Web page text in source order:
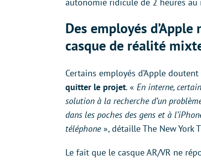
autonomie ridicule de 2 heures au
Des employés
casque de réalité
Certains employés d’Apple
quitter le projet. « En interne,
solution à la recherche d’un
dans les poches des gens et à
téléphone», détaille The New York
Le fait que le casque AR/VR ne